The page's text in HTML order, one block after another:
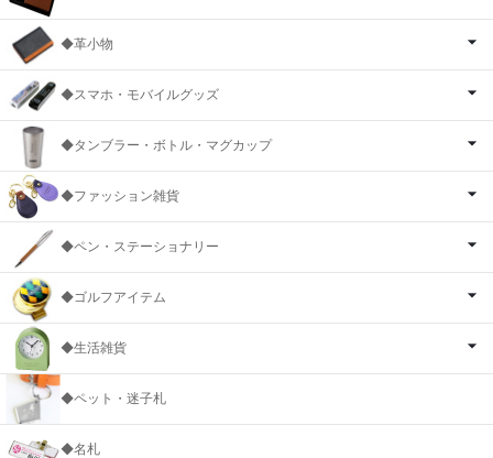
◆革小物
◆スマホ・モバイルグッズ
◆タンブラー・ボトル・マグカップ
◆ファッション雑貨
◆ペン・ステーショナリー
◆ゴルフアイテム
◆生活雑貨
◆ペット・迷子札
◆名札